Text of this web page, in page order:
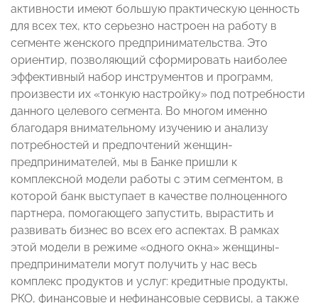
активности имеют большую практическую ценность
для всех тех, кто серьезно настроен на работу в
сегменте женского предпринимательства. Это
ориентир, позволяющий сформировать наиболее
эффективный набор инструментов и программ,
произвести их «тонкую настройку» под потребности
данного целевого сегмента. Во многом именно
благодаря внимательному изучению и анализу
потребностей и предпочтений женщин-
предпринимателей, мы в Банке пришли к
комплексной модели работы с этим сегментом, в
которой банк выступает в качестве полноценного
партнера, помогающего запустить, вырастить и
развивать бизнес во всех его аспектах. В рамках
этой модели в режиме «одного окна» женщины-
предприниматели могут получить у нас весь
комплекс продуктов и услуг: кредитные продукты,
РКО, финансовые и нефинансовые сервисы, а также